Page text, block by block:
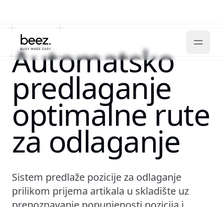
Automatsko
predlaganje
optimalne rute
za odlaganje
Sistem predlaže pozicije za odlaganje
prilikom prijema artikala u skladište uz